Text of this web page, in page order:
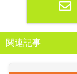
関連記事